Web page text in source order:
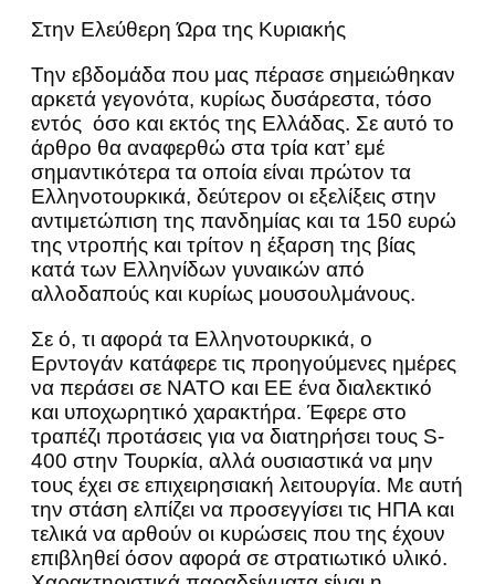
Στην Ελεύθερη Ώρα της Κυριακής
Την εβδομάδα που μας πέρασε σημειώθηκαν
αρκετά γεγονότα, κυρίως δυσάρεστα, τόσο
εντός όσο και εκτός της Ελλάδας. Σε αυτό το
άρθρο θα αναφερθώ στα τρία κατ’ εμέ
σημαντικότερα τα οποία είναι πρώτον τα
Ελληνοτουρκικά, δεύτερον οι εξελίξεις στην
αντιμετώπιση της πανδημίας και τα 150 ευρώ
της ντροπής και τρίτον η έξαρση της βίας
κατά των Ελληνίδων γυναικών από
αλλοδαπούς και κυρίως μουσουλμάνους.
Σε ό, τι αφορά τα Ελληνοτουρκικά, ο
Ερντογάν κατάφερε τις προηγούμενες ημέρες
να περάσει σε ΝΑΤΟ και ΕΕ ένα διαλεκτικό
και υποχωρητικό χαρακτήρα. Έφερε στο
τραπέζι προτάσεις για να διατηρήσει τους S-
400 στην Τουρκία, αλλά ουσιαστικά να μην
τους έχει σε επιχειρησιακή λειτουργία. Με αυτή
την στάση ελπίζει να προσεγγίσει τις ΗΠΑ και
τελικά να αρθούν οι κυρώσεις που της έχουν
επιβληθεί όσον αφορά σε στρατιωτικό υλικό.